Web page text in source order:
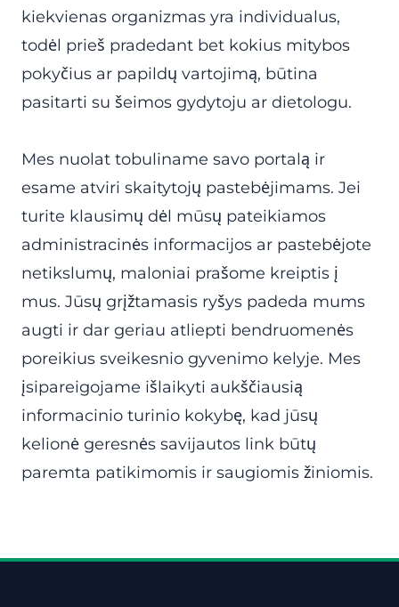
kiekvienas organizmas yra individualus,
todėl prieš pradedant bet kokius mitybos
pokyčius ar papildų vartojimą, būtina
pasitarti su šeimos gydytoju ar dietologu.
Mes nuolat tobuliname savo portalą ir
esame atviri skaitytojų pastebėjimams. Jei
turite klausimų dėl mūsų pateikiamos
administracinės informacijos ar pastebėjote
netikslumų, maloniai prašome kreiptis į
mus. Jūsų grįžtamasis ryšys padeda mums
augti ir dar geriau atliepti bendruomenės
poreikius sveikesnio gyvenimo kelyje. Mes
įsipareigojame išlaikyti aukščiausią
informacinio turinio kokybę, kad jūsų
kelionė geresnės savijautos link būtų
paremta patikimomis ir saugiomis žiniomis.